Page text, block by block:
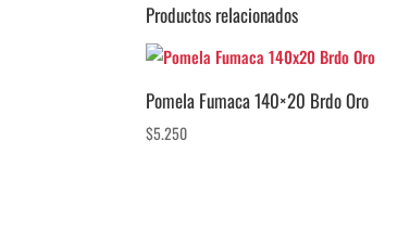
Productos relacionados
Pomela Fumaca 140×20 Brdo Oro
$5.250